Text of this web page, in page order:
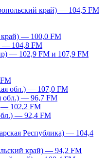
край) — 104,5 FM
край) — 100,0 FM
— 104,8 FM
— 102,9 FM и 107,9 FM
обл.) — 107,0 FM
обл.) — 96,7 FM
— 102,2 FM
— 92,4 FM
Республика) — 104,4
край) — 94,2 FM